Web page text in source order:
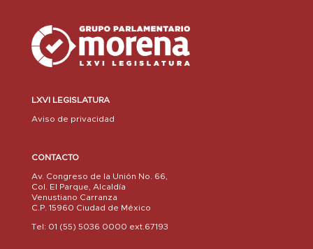
LXVI LEGISLATURA
Aviso de privacidad
CONTACTO
Av. Congreso de la Unión No. 66,
Col. El Parque, Alcaldía
Venustiano Carranza
C.P. 15960 Ciudad de México
Tel: 01 (55) 5036 0000 ext.67193